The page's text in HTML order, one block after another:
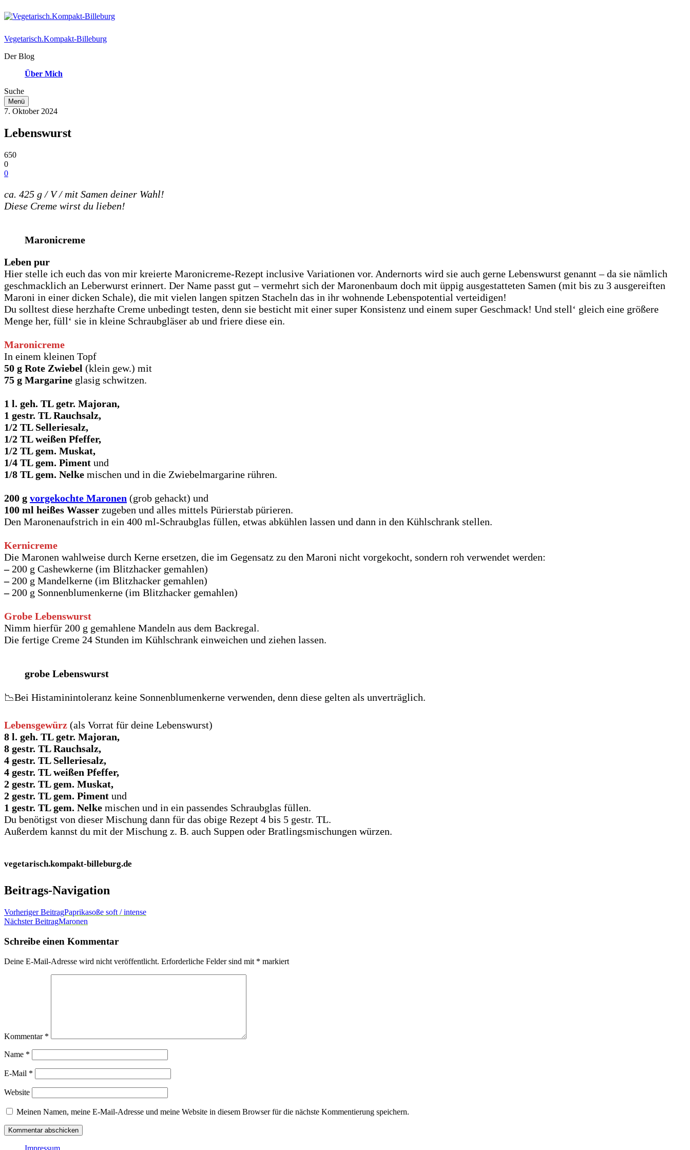
Vegetarisch.Kompakt-Billeburg
Der Blog
Über Mich
Suche
Menü
7. Oktober 2024
Lebenswurst
650
0
0
ca. 425 g / V / mit Samen deiner Wahl!
Diese Creme wirst du lieben!
Maronicreme
Leben pur
Hier stelle ich euch das von mir kreierte Maronicreme-Rezept inclusive Variationen vor. Andernorts wird sie auch gerne Lebenswurst genannt – da sie nämlich
geschmacklich an Leberwurst erinnert. Der Name passt gut – vermehrt sich der Maronenbaum doch mit üppig ausgestatteten Samen (mit bis zu 3 ausgereiften
Maroni in einer dicken Schale), die mit vielen langen spitzen Stacheln das in ihr wohnende Lebenspotential verteidigen!
Du solltest diese herzhafte Creme unbedingt testen, denn sie besticht mit einer super Konsistenz und einem super Geschmack! Und stell‘ gleich eine größere
Menge her, füll‘ sie in kleine Schraubgläser ab und friere diese ein.
Maronicreme
In einem kleinen Topf
50 g Rote Zwiebel (klein gew.) mit
75 g Margarine glasig schwitzen.
1 l. geh. TL getr. Majoran,
1 gestr. TL Rauchsalz,
1/2 TL Selleriesalz,
1/2 TL weißen Pfeffer,
1/2 TL gem. Muskat,
1/4 TL gem. Piment und
1/8 TL gem. Nelke mischen und in die Zwiebelmargarine rühren.
200 g vorgekochte Maronen (grob gehackt) und
100 ml heißes Wasser zugeben und alles mittels Pürierstab pürieren.
Den Maronenaufstrich in ein 400 ml-Schraubglas füllen, etwas abkühlen lassen und dann in den Kühlschrank stellen.
Kernicreme
Die Maronen wahlweise durch Kerne ersetzen, die im Gegensatz zu den Maroni nicht vorgekocht, sondern roh verwendet werden:
–200 g Cashewkerne (im Blitzhacker gemahlen)
–200 g Mandelkerne (im Blitzhacker gemahlen)
–200 g Sonnenblumenkerne (im Blitzhacker gemahlen)
Grobe Lebenswurst
Nimm hierfür 200 g gemahlene Mandeln aus dem Backregal.
Die fertige Creme 24 Stunden im Kühlschrank einweichen und ziehen lassen.
grobe Lebenswurst
📉Bei Histaminintoleranz keine Sonnenblumenkerne verwenden, denn diese gelten als unverträglich.
Lebensgewürz (als Vorrat für deine Lebenswurst)
8 l. geh. TL getr. Majoran,
8 gestr. TL Rauchsalz,
4 gestr. TL Selleriesalz,
4 gestr. TL weißen Pfeffer,
2 gestr. TL gem. Muskat,
2 gestr. TL gem. Piment und
1 gestr. TL gem. Nelke mischen und in ein passendes Schraubglas füllen.
Du benötigst von dieser Mischung dann für das obige Rezept 4 bis 5 gestr. TL.
Außerdem kannst du mit der Mischung z. B. auch Suppen oder Bratlingsmischungen würzen.
vegetarisch.kompakt-billeburg.de
Beitrags-Navigation
Vorheriger BeitragPaprikasoße soft / intense
Nächster BeitragMaronen
Schreibe einen Kommentar
Deine E-Mail-Adresse wird nicht veröffentlicht. Erforderliche Felder sind mit * markiert
Kommentar *
Name *
E-Mail *
Website
Meinen Namen, meine E-Mail-Adresse und meine Website in diesem Browser für die nächste Kommentierung speichern.
Impressum